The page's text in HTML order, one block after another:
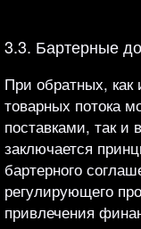
3.3. Бартерные
При обратных, как
товарных потока
поставками, так
заключается
бартерного
регулирующего
привлечения